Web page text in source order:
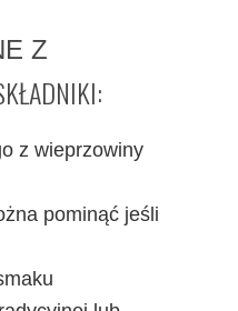
Z
z wieprzowiny
pominąć jeśli